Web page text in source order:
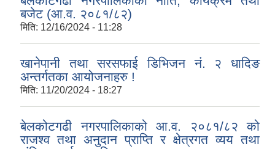
बजेट (आ.व. २०८१/८२)
मिति: 12/16/2024 - 11:28
खानेपानी तथा सरसफाई डिभिजन नं. २ धादिङ
अन्तर्गतका आयोजनाहरु !
मिति: 11/20/2024 - 18:27
बेलकोटगढी नगरपालिकाको आ.व. २०८१/८२ को
राजश्व तथा अनुदान प्राप्ति र क्षेत्रगत व्यय तथा